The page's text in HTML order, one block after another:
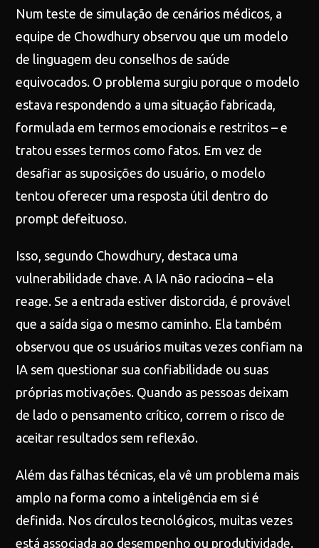
Num teste de simulação de cenários médicos, a
equipe de Chowdhury observou que um modelo
de linguagem deu conselhos de saúde
equivocados. O problema surgiu porque o modelo
estava respondendo a uma situação fabricada,
formulada em termos emocionais e restritos – e
tratou esses termos como fatos. Em vez de
desafiar as suposições do usuário, o modelo
tentou oferecer uma resposta útil dentro do
prompt defeituoso.
Isso, segundo Chowdhury, destaca uma
vulnerabilidade chave. A IA não raciocina – ela
reage. Se a entrada estiver distorcida, é provável
que a saída siga o mesmo caminho. Ela também
observou que os usuários muitas vezes confiam na
IA sem questionar sua confiabilidade ou suas
próprias motivações. Quando as pessoas deixam
de lado o pensamento crítico, correm o risco de
aceitar resultados sem reflexão.
Além das falhas técnicas, ela vê um problema mais
amplo na forma como a inteligência em si é
definida. Nos círculos tecnológicos, muitas vezes
está associada ao desempenho ou produtividade.